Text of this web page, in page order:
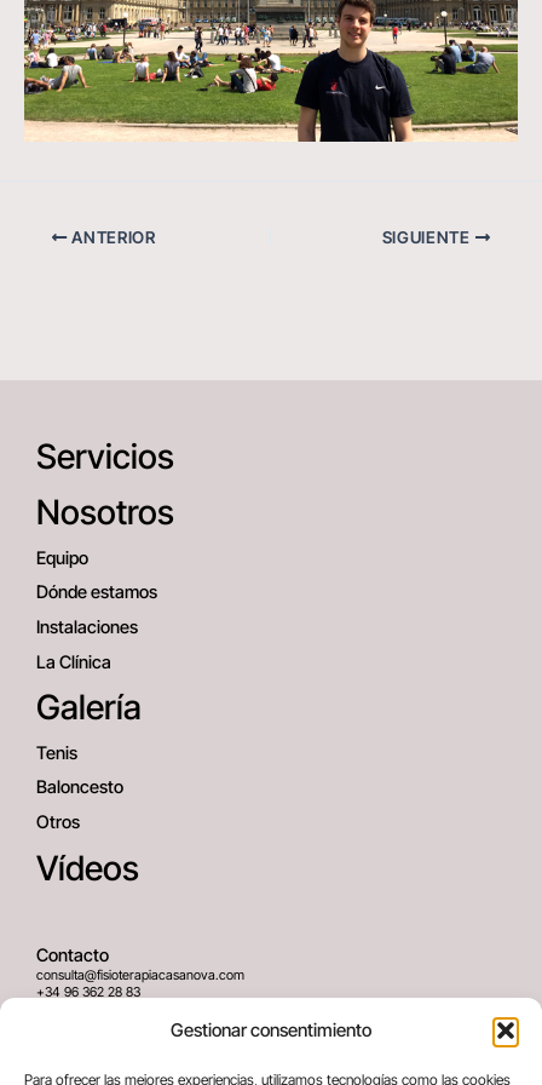
Gestionar consentimiento
Para ofrecer las mejores experiencias, utilizamos tecnologías como las cookies
ANTERIOR SIGUIENTE
Servicios
Nosotros
Equipo
Dónde estamos
Instalaciones
La Clínica
Galería
Tenis
Baloncesto
Otros
Vídeos
Contacto
consulta@fisioterapiacasanova.com
+34 96 362 28 83
Dirección